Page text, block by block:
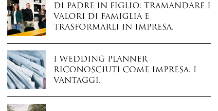
Di padre in figlio: tramandare i
valori di famiglia e
trasformarli in impresa.
I wedding planner
riconosciuti come impresa. I
vantaggi.